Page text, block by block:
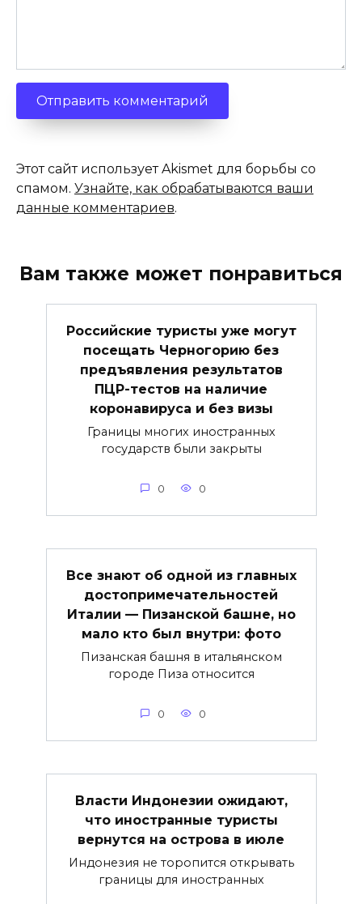
Этот сайт использует Akismet для борьбы со
спамом. Узнайте, как обрабатываются ваши
данные комментариев.
Вам также может понравиться
Российские туристы уже могут
посещать Черногорию без
предъявления результатов
ПЦР-тестов на наличие
коронавируса и без визы
Границы многих иностранных
государств были закрыты
0 0
Все знают об одной из главных
достопримечательностей
Италии — Пизанской башне, но
мало кто был внутри: фото
Пизанская башня в итальянском
городе Пиза относится
0 0
Власти Индонезии ожидают,
что иностранные туристы
вернутся на острова в июле
Индонезия не торопится открывать
границы для иностранных